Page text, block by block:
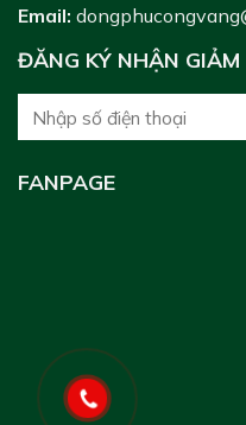
Email:
ĐĂNG KÝ NHẬN
FANPAGE